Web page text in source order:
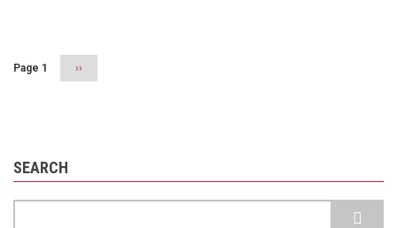
Page 1
Next
››
SEARCH